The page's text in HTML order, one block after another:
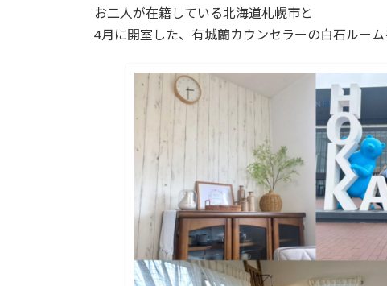
お二人が在籍している北海道札幌市と
4月に開室した、有城蘭カウンセラーの白石ルー